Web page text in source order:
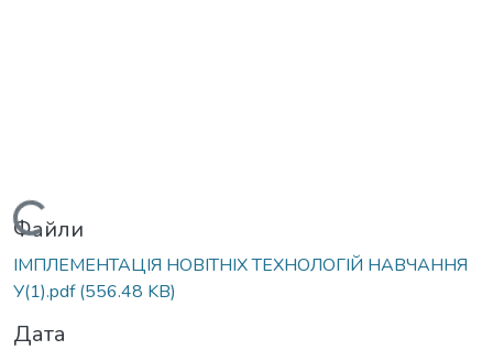
Вантажиться...
Файли
ІМПЛЕМЕНТАЦІЯ НОВІТНІХ ТЕХНОЛОГІЙ НАВЧАННЯ
У(1).pdf(556.48 KB)
Дата